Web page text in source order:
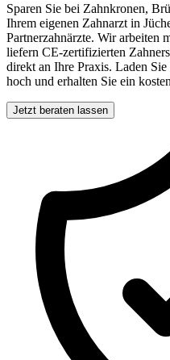
Sparen Sie bei Zahnkronen,
Ihrem eigenen Zahnarzt in
Partnerzahnärzte. Wir arbeiten
liefern CE-zertifizierten
direkt an Ihre Praxis. Laden
hoch und erhalten Sie ein
Jetzt beraten lassen